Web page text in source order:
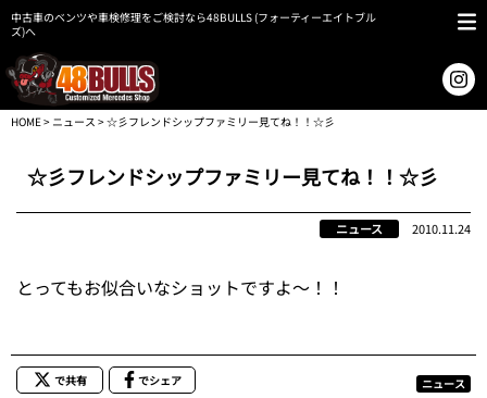
中古車のベンツや車検修理をご検討なら48BULLS (フォーティーエイトブル
ズ)へ
HOME> ニュース > ☆彡フレンドシップファミリー見てね！！☆彡
☆彡フレンドシップファミリー見てね！！☆彡
ニュース 2010.11.24
とってもお似合いなショットですよ～！！
で共有 でシェア ニュース